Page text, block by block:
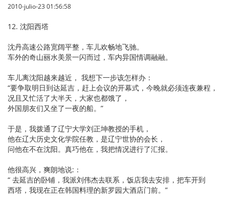
2010-julio-23 01:56:58
12. 沈阳西塔
沈丹高速公路宽阔平整，车儿欢畅地飞驰。
车外的奇山丽水美景一闪而过，车内异国情调融融。
车儿离沈阳越来越近， 我想下一步该怎样办：
“要争取明日到达延吉，赶上会议的开幕式，今晚就必须连夜兼程，
况且又忙活了大半天，大家也都饿了，
外国朋友们又坐了一夜的船。”
于是，我拨通了辽宁大学刘正坤教授的手机，
他在辽大历史文化学院任教，是辽宁世协的会长，
问他在不在沈阳。真巧他在，我把情况进行了汇报。
他很高兴，爽朗地说:：
“ 去延吉的卧铺，我派刘伟杰去联系，饭店我去安排，把车开到
西塔，我现在正在韩国料理的新罗园大酒店门前。”